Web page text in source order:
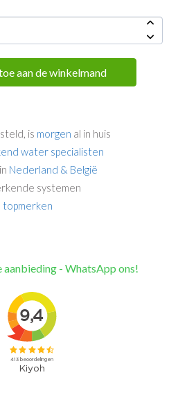
aan de winkelmand
is morgen al in huis
water specialisten
Nederland & België
systemen
topmerken
aanbieding - WhatsApp ons!